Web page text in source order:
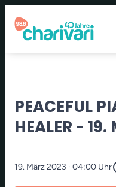
PEACEFUL
HEALER - 19.
19. März 2023 · 04:00 Uhr